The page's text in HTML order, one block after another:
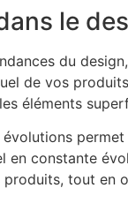
le
du
de vos
éléments
en constante
tout en